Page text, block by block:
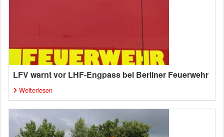
LFV warnt vor LHF-Engpass bei Berliner Feuerwehr
Weiterlesen